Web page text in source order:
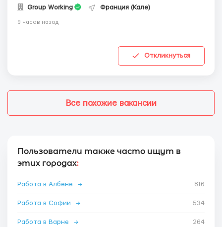
Group Working Франция (Кале)
9 часов назад
Откликнуться
Все похожие вакансии
Пользователи также часто ищут в
этих городах:
Работа в Албене → 816
Работа в Софии → 534
Работа в Варне → 264